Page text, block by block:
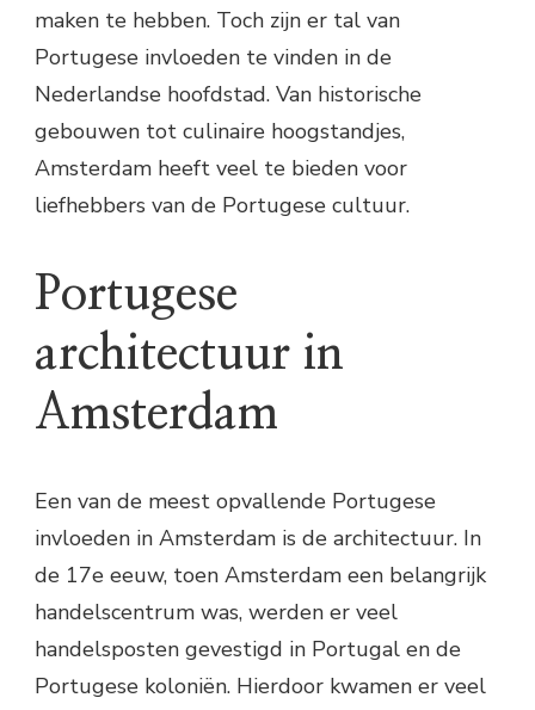
maken te hebben. Toch zijn er tal van
Portugese invloeden te vinden in de
Nederlandse hoofdstad. Van historische
gebouwen tot culinaire hoogstandjes,
Amsterdam heeft veel te bieden voor
liefhebbers van de Portugese cultuur.
Portugese
architectuur in
Amsterdam
Een van de meest opvallende Portugese
invloeden in Amsterdam is de architectuur. In
de 17e eeuw, toen Amsterdam een belangrijk
handelscentrum was, werden er veel
handelsposten gevestigd in Portugal en de
Portugese koloniën. Hierdoor kwamen er veel